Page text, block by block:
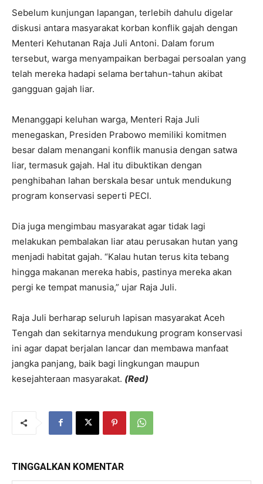
Sebelum kunjungan lapangan, terlebih dahulu digelar
diskusi antara masyarakat korban konflik gajah dengan
Menteri Kehutanan Raja Juli Antoni. Dalam forum
tersebut, warga menyampaikan berbagai persoalan yang
telah mereka hadapi selama bertahun-tahun akibat
gangguan gajah liar.
Menanggapi keluhan warga, Menteri Raja Juli
menegaskan, Presiden Prabowo memiliki komitmen
besar dalam menangani konflik manusia dengan satwa
liar, termasuk gajah. Hal itu dibuktikan dengan
penghibahan lahan berskala besar untuk mendukung
program konservasi seperti PECI.
Dia juga mengimbau masyarakat agar tidak lagi
melakukan pembalakan liar atau perusakan hutan yang
menjadi habitat gajah. “Kalau hutan terus kita tebang
hingga makanan mereka habis, pastinya mereka akan
pergi ke tempat manusia,” ujar Raja Juli.
Raja Juli berharap seluruh lapisan masyarakat Aceh
Tengah dan sekitarnya mendukung program konservasi
ini agar dapat berjalan lancar dan membawa manfaat
jangka panjang, baik bagi lingkungan maupun
kesejahteraan masyarakat. (Red)
TINGGALKAN KOMENTAR